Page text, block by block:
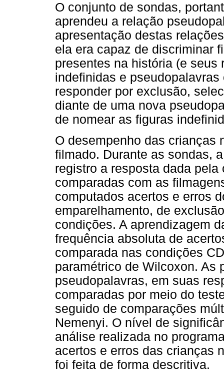
O conjunto de sondas,
aprendeu a relação
apresentação destas
ela era capaz de discriminar
presentes na história (e
indefinidas e
responder por exclusão,
diante de uma nova
de nomear as figuras
O desempenho das crianças
filmado. Durante as sondas,
registro a resposta dada
comparadas com as
computados acertos e erros
emparelhamento, de
condições. A aprendizagem
frequência absoluta de
comparada nas condições
paramétrico de Wilcoxon. As
pseudopalavras, em suas
comparadas por meio do
seguido de comparações
Nemenyi. O nível de
análise realizada no
acertos e erros das crianças
foi feita de forma descritiva.